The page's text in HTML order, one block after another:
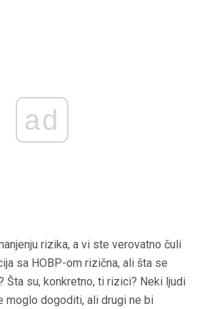
ad
rizika, a vi ste verovatno čuli
sa HOBP-om rizična, ali šta se
Šta su, konkretno, ti rizici? Neki ljudi
moglo dogoditi, ali drugi ne bi